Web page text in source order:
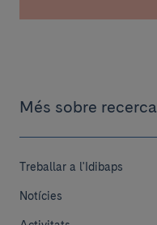
Més sobre recerca
Treballar a l'Idibaps
Notícies